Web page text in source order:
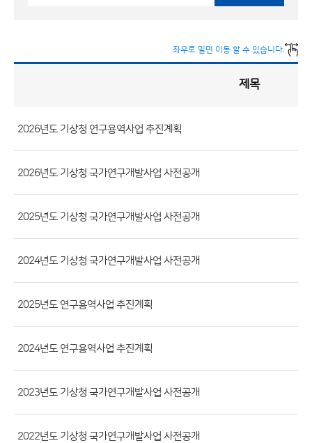
좌우로 밀면 이동 할 수 있습니다.
시
판
목
록
호,
등
록
부
첨
일,
등
록
조
제목
2026년도 기상청 연구용역사업 추진계획
2026년도 기상청 국가연구개발사업 사전공개
2025년도 기상청 국가연구개발사업 사전공개
2024년도 기상청 국가연구개발사업 사전공개
2025년도 연구용역사업 추진계획
2024년도 연구용역사업 추진계획
2023년도 기상청 국가연구개발사업 사전공개
2022년도 기상청 국가연구개발사업 사전공개